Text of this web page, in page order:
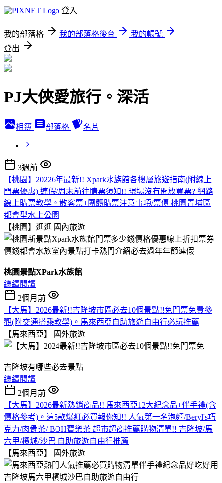
登入
我的部落格 我的部落格後台
我的帳號
登出
PJ大俠愛旅行。深活
相簿 部落格 名片
3週前
【桃園】20226年最新!! Xpark水族館各樓層旅遊指南(附線上
門票優惠) 連假/周末前往購票須知!! 現場沒有開放買票? 網路
線上購票教學。散客票+團體購票注意事項/票價 桃園青埔區
都會型水上公園
【桃園】逛逛 國內旅遊
桃園景點XPark水族館
繼續閱讀
2個月前
【大馬】2026最新!!吉隆坡市區必去10個景點!!免門票免費參
觀(附交通搭乘教學)。馬來西亞自助旅遊自由行必玩推薦
【馬來西亞】
國外旅遊
吉隆坡有哪些必去景點
繼續閱讀
2個月前
【大馬】2026最新熱銷商品!! 馬來西亞12大紀念品+伴手禮(含
價格參考)。這5款爆紅必買報你知!! 人氣第一名泡麵/Beryl's巧
克力/肉骨茶/ BOH寶樂茶 超市超商推薦購物清單!! 吉隆坡/馬
六甲/檳城/沙巴 自助旅遊自由行推薦
【馬來西亞】
國外旅遊